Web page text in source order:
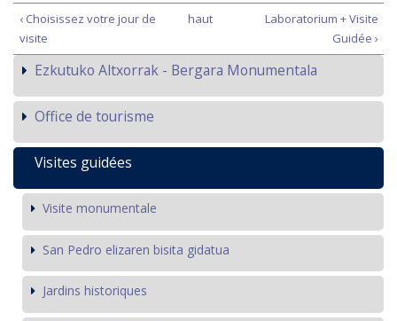
‹ Choisissez votre jour de
visite
haut
Laboratorium + Visite
Guidée ›
Ezkutuko Altxorrak - Bergara Monumentala
Office de tourisme
Visites guidées
Visite monumentale
San Pedro elizaren bisita gidatua
Jardins historiques